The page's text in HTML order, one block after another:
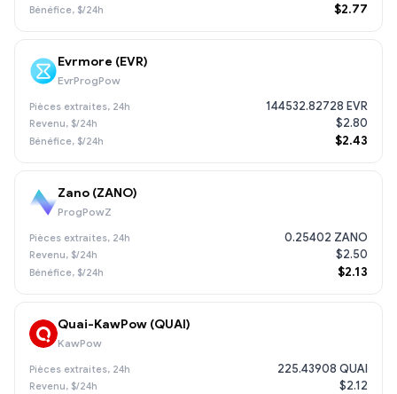
$2.77
Evrmore (EVR)
EvrProgPow
144532.82728 EVR
$2.80
$2.43
Zano (ZANO)
ProgPowZ
0.25402 ZANO
$2.50
$2.13
Quai-KawPow (QUAI)
KawPow
225.43908 QUAI
$2.12